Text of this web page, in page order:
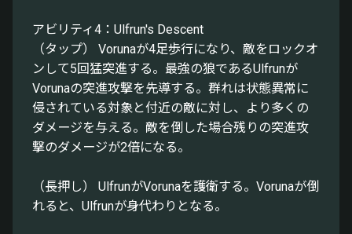
アビリティ4：Ulfrun's Descent
（タップ） Vorunaが4足歩行になり、敵をロックオ
ンして5回猛突進する。最強の狼であるUlfrunが
Vorunaの突進攻撃を先導する。群れは状態異常に
侵されている対象と付近の敵に対し、より多くの
ダメージを与える。敵を倒した場合残りの突進攻
撃のダメージが2倍になる。
（長押し） UlfrunがVorunaを護衛する。Vorunaが倒
れると、Ulfrunが身代わりとなる。